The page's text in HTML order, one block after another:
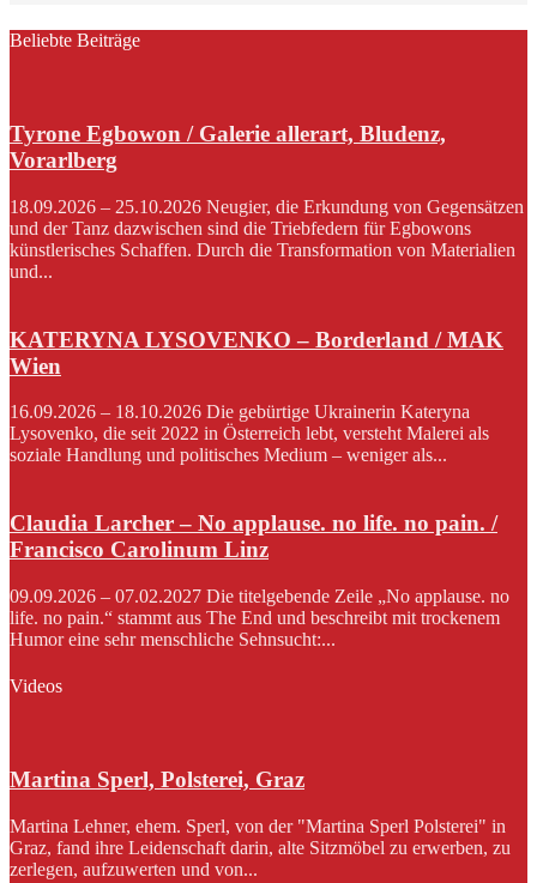
Beliebte Beiträge
Tyrone Egbowon / Galerie allerart, Bludenz,
Vorarlberg
18.09.2026 – 25.10.2026 Neugier, die Erkundung von Gegensätzen
und der Tanz dazwischen sind die Triebfedern für Egbowons
künstlerisches Schaffen. Durch die Transformation von Materialien
und...
KATERYNA LYSOVENKO – Borderland / MAK
Wien
16.09.2026 – 18.10.2026 Die gebürtige Ukrainerin Kateryna
Lysovenko, die seit 2022 in Österreich lebt, versteht Malerei als
soziale Handlung und politisches Medium – weniger als...
Claudia Larcher – No applause. no life. no pain. /
Francisco Carolinum Linz
09.09.2026 – 07.02.2027 Die titelgebende Zeile „No applause. no
life. no pain.“ stammt aus The End und beschreibt mit trockenem
Humor eine sehr menschliche Sehnsucht:...
Videos
Martina Sperl, Polsterei, Graz
Martina Lehner, ehem. Sperl, von der "Martina Sperl Polsterei" in
Graz, fand ihre Leidenschaft darin, alte Sitzmöbel zu erwerben, zu
zerlegen, aufzuwerten und von...